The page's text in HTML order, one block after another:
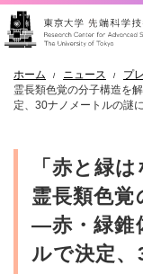
ホーム ニュース プ
霊長類色覚の分子構造を
定、30ナノメートルの謎
「赤と緑
霊長類色覚
―赤・緑錐
ルで決定